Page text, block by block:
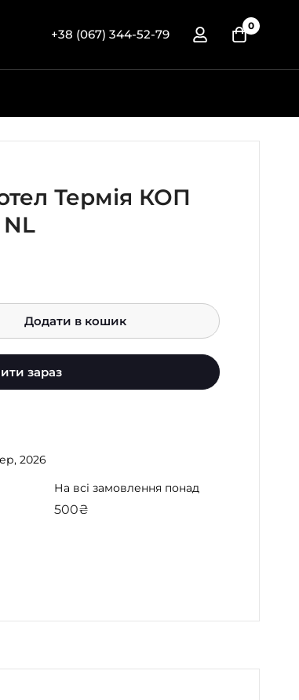
+38 (067) 344-52-79
0
Термія КОП
Додати в кошик
зараз
2026
На всі замовлення понад
500₴